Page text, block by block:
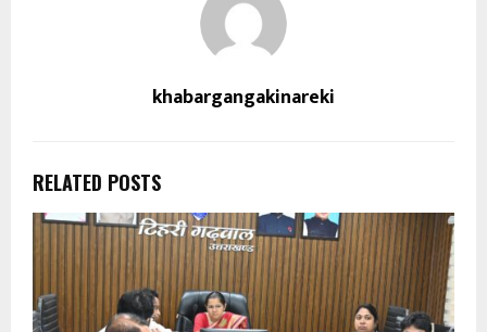
khabargangakinareki
RELATED POSTS